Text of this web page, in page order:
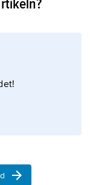
dessa